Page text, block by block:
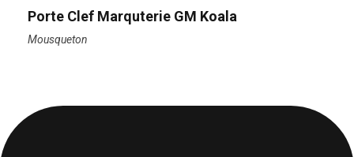
Porte Clef Marquterie GM Koala
Mousqueton